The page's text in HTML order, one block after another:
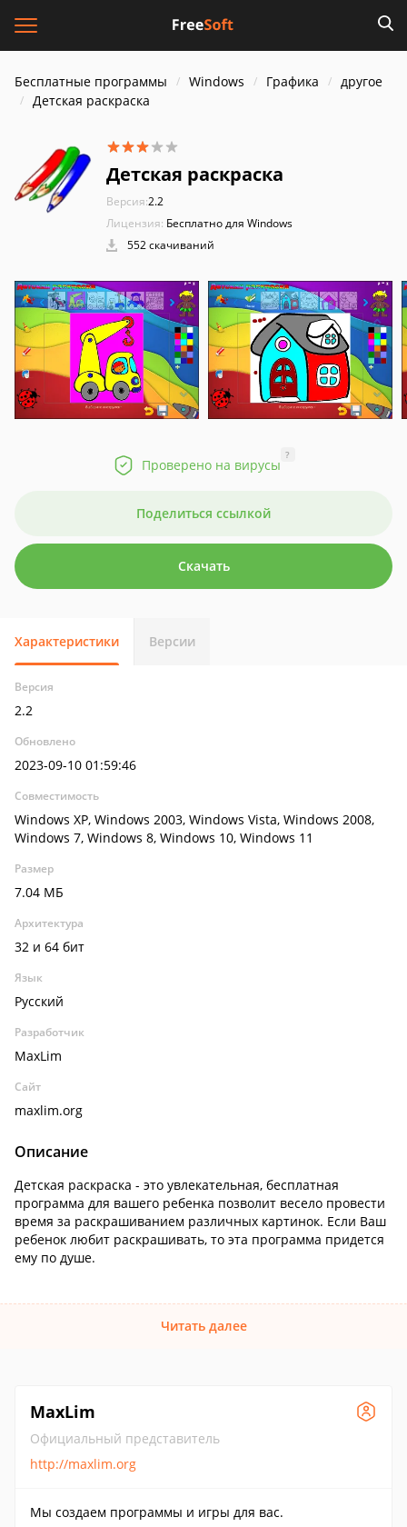
Бесплатные программы Windows Графика
другое
Детская раскраска
Детская раскраска
Версия:2.2
Лицензия: Бесплатно для Windows
552 скачиваний
Проверено на вирусы
?
Поделиться ссылкой
Скачать
Характеристики Версии
Версия
2.2
Обновлено
2023-09-10 01:59:46
Совместимость
Windows XP, Windows 2003, Windows Vista, Windows 2008,
Windows 7, Windows 8, Windows 10, Windows 11
Размер
7.04 МБ
Архитектура
32 и 64 бит
Язык
Русский
Разработчик
MaxLim
Сайт
maxlim.org
Описание
Детская раскраска - это увлекательная, бесплатная
программа для вашего ребенка позволит весело провести
время за раскрашиванием различных картинок. Если Ваш
ребенок любит раскрашивать, то эта программа придется
ему по душе.
Читать далее
MaxLim
Официальный представитель
http://maxlim.org
Мы создаем программы и игры для вас.